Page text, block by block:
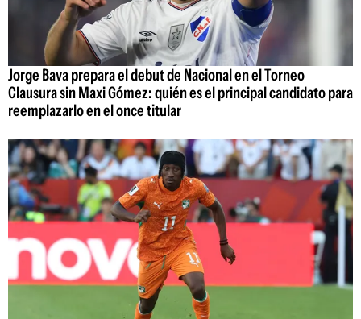
Jorge Bava prepara el debut de Nacional en el Torneo
Clausura sin Maxi Gómez: quién es el principal candidato para
reemplazarlo en el once titular